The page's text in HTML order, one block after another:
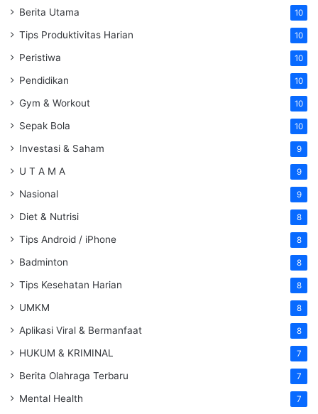
Berita Utama 10
Tips Produktivitas Harian 10
Peristiwa 10
Pendidikan 10
Gym & Workout 10
Sepak Bola 10
Investasi & Saham 9
U T A M A 9
Nasional 9
Diet & Nutrisi 8
Tips Android / iPhone 8
Badminton 8
Tips Kesehatan Harian 8
UMKM 8
Aplikasi Viral & Bermanfaat 8
HUKUM & KRIMINAL 7
Berita Olahraga Terbaru 7
Mental Health 7